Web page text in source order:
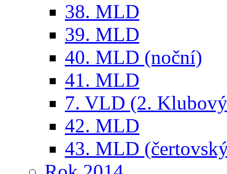
38. MLD
39. MLD
40. MLD (noční)
41. MLD
7. VLD (2.
42. MLD
43. MLD